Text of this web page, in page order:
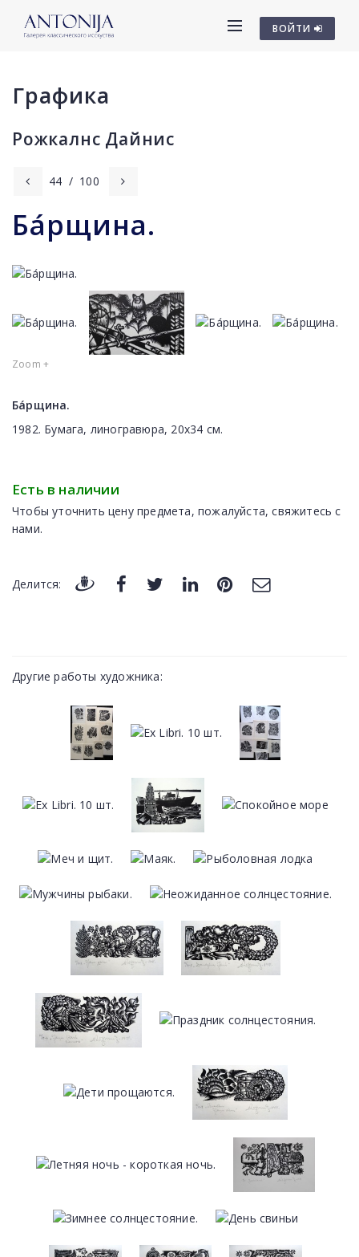
ВОЙТИ
Графика
Рожкалнс Дайниc
44 / 100
Ба́рщина.
Zoom +
Ба́рщина.
1982. Бумага, линогравюра, 20х34 см.
Есть в наличии
Чтобы уточнить цену предмета, пожалуйста, свяжитесь с
нами.
Делится:
Другие работы художника: